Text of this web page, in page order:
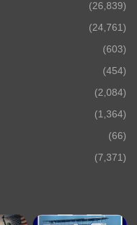
(26,839)
(24,761)
(603)
(454)
(2,084)
(1,364)
(66)
(7,371)